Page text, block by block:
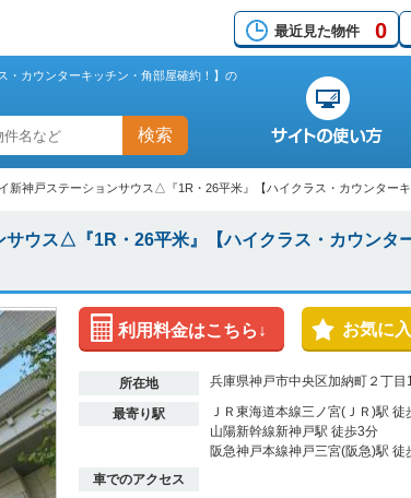
最近見た物件 0
・カウンターキッチン・角部屋確約！】の
検索
新神戸ステーションサウス△『1R・26平米』【ハイクラス・カウンター
サウス△『1R・26平米』【ハイクラス・カウンタ
利用料金はこちら↓ お気に
所在地 兵庫県神戸市中央区加納町２丁
最寄り駅
ＪＲ東海道本線三ノ宮(ＪＲ)駅 徒
山陽新幹線新神戸駅 徒歩3分
阪急神戸本線神戸三宮(阪急)駅 徒
車でのアクセス